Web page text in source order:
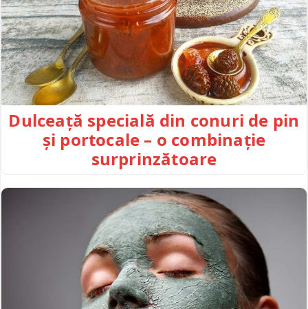
Dulceață specială din conuri de pin
și portocale – o combinație
surprinzătoare